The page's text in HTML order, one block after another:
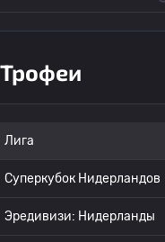
Трофеи
Лига
Суперкубок Нидерландов
Эредивизи: Нидерланды